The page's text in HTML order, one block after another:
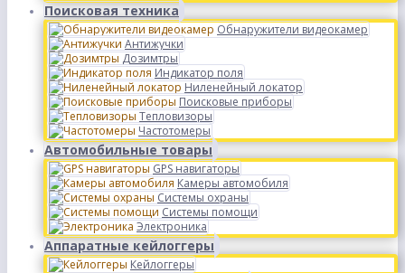
Поисковая техника
Обнаружители видеокамер
Антижучки
Дозимтры
Индикатор поля
Ниленейный локатор
Поисковые приборы
Тепловизоры
Частотомеры
Автомобильные товары
GPS навигаторы
Камеры автомобиля
Системы охраны
Системы помощи
Электроника
Аппаратные кейлоггеры
Кейлоггеры